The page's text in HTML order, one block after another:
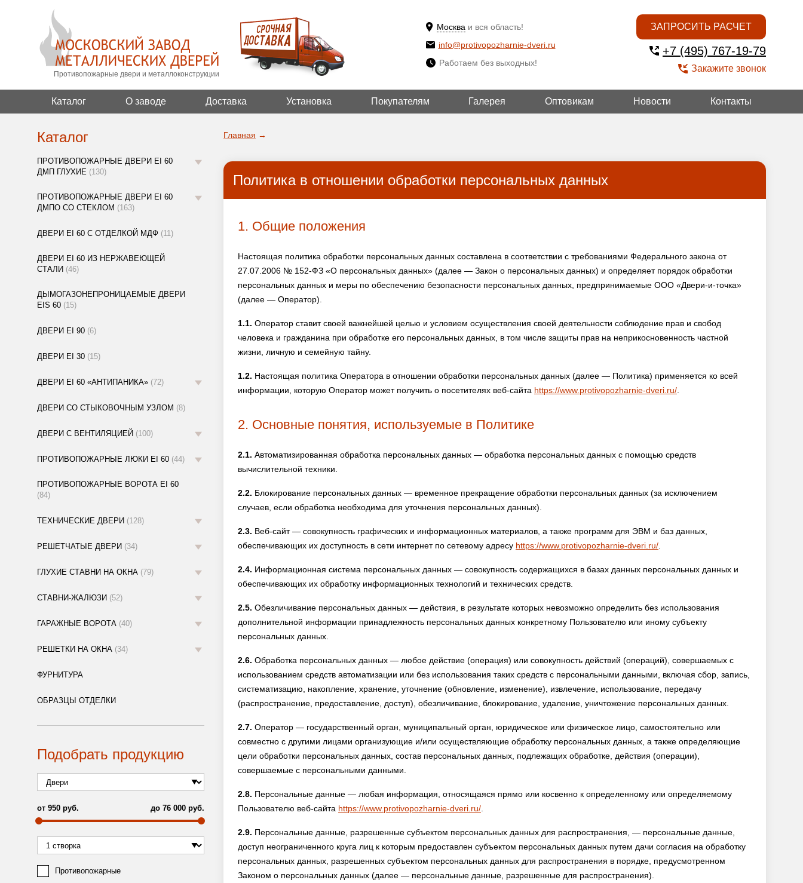
Противопожарные двери и металлоконструкции
Москва и вся область!
ДА!
ВЫБРАТЬ ДРУГОЙ
info@protivopozharnie-dveri.ru
Работаем без выходных!
ЗАПРОСИТЬ РАСЧЕТ
+7 (495) 767-19-79
Закажите звонок
Каталог О заводе Доставка Установка Покупателям Галерея Оптовикам Новости Контакты
Каталог
ПРОТИВОПОЖАРНЫЕ ДВЕРИ EI 60
ДМП ГЛУХИЕ (130)
ПРОТИВОПОЖАРНЫЕ ДВЕРИ EI 60
ДМПО СО СТЕКЛОМ (163)
ДВЕРИ EI 60 С ОТДЕЛКОЙ МДФ (11)
ДВЕРИ EI 60 ИЗ НЕРЖАВЕЮЩЕЙ
СТАЛИ (46)
ДЫМОГАЗОНЕПРОНИЦАЕМЫЕ ДВЕРИ
EIS 60 (15)
ДВЕРИ EI 90 (6)
ДВЕРИ EI 30 (15)
ДВЕРИ EI 60 «АНТИПАНИКА» (72)
ДВЕРИ СО СТЫКОВОЧНЫМ УЗЛОМ (8)
ДВЕРИ С ВЕНТИЛЯЦИЕЙ (100)
ПРОТИВОПОЖАРНЫЕ ЛЮКИ EI 60 (44)
ПРОТИВОПОЖАРНЫЕ ВОРОТА EI 60
(84)
ТЕХНИЧЕСКИЕ ДВЕРИ (128)
РЕШЕТЧАТЫЕ ДВЕРИ (34)
ГЛУХИЕ СТАВНИ НА ОКНА (79)
СТАВНИ-ЖАЛЮЗИ (52)
ГАРАЖНЫЕ ВОРОТА (40)
РЕШЕТКИ НА ОКНА (34)
ФУРНИТУРА
ОБРАЗЦЫ ОТДЕЛКИ
Подобрать продукцию
от 950 руб. до 76 000 руб.
Противопожарные
Главная →
Политика в отношении обработки персональных данных
1. Общие положения
Настоящая политика обработки персональных данных составлена в соответствии с требованиями Федерального закона от
27.07.2006 № 152-ФЗ «О персональных данных» (далее — Закон о персональных данных) и определяет порядок обработки
персональных данных и меры по обеспечению безопасности персональных данных, предпринимаемые ООО «Двери-и-точка»
(далее — Оператор).
1.1. Оператор ставит своей важнейшей целью и условием осуществления своей деятельности соблюдение прав и свобод
человека и гражданина при обработке его персональных данных, в том числе защиты прав на неприкосновенность частной
жизни, личную и семейную тайну.
1.2. Настоящая политика Оператора в отношении обработки персональных данных (далее — Политика) применяется ко всей
информации, которую Оператор может получить о посетителях веб-сайта https://www.protivopozharnie-dveri.ru/
2. Основные понятия, используемые в Политике
2.1. Автоматизированная обработка персональных данных — обработка персональных данных с помощью средств
вычислительной техники.
2.2. Блокирование персональных данных — временное прекращение обработки персональных данных (за исключением
случаев, если обработка необходима для уточнения персональных данных).
2.3. Веб-сайт — совокупность графических и информационных материалов, а также программ для ЭВМ и баз данных,
обеспечивающих их доступность в сети интернет по сетевому адресу https://www.protivopozharnie-dveri.ru/
2.4. Информационная система персональных данных — совокупность содержащихся в базах данных персональных данных и
обеспечивающих их обработку информационных технологий и технических средств.
2.5. Обезличивание персональных данных — действия, в результате которых невозможно определить без использования
дополнительной информации принадлежность персональных данных конкретному Пользователю или иному субъекту
персональных данных.
2.6. Обработка персональных данных — любое действие (операция) или совокупность действий (операций), совершаемых с
использованием средств автоматизации или без использования таких средств с персональными данными, включая сбор, запись,
систематизацию, накопление, хранение, уточнение (обновление, изменение), извлечение, использование, передачу
(распространение, предоставление, доступ), обезличивание, блокирование, удаление, уничтожение персональных данных.
2.7. Оператор — государственный орган, муниципальный орган, юридическое или физическое лицо, самостоятельно или
совместно с другими лицами организующие и/или осуществляющие обработку персональных данных, а также определяющие
цели обработки персональных данных, состав персональных данных, подлежащих обработке, действия (операции),
совершаемые с персональными данными.
2.8. Персональные данные — любая информация, относящаяся прямо или косвенно к определенному или определяемому
Пользователю веб-сайта https://www.protivopozharnie-dveri.ru/
2.9. Персональные данные, разрешенные субъектом персональных данных для распространения, — персональные данные,
доступ неограниченного круга лиц к которым предоставлен субъектом персональных данных путем дачи согласия на обработку
персональных данных, разрешенных субъектом персональных данных для распространения в порядке, предусмотренном
Законом о персональных данных (далее — персональные данные, разрешенные для распространения).